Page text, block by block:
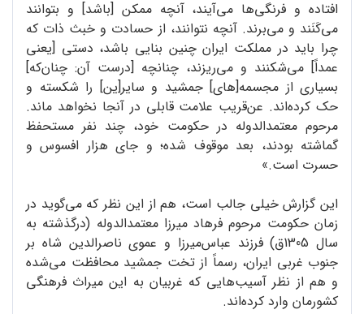
افتاده و فرنگی‌ها می‌آیند، آنچه ممکن [باشد] و بتوانند
می‌کَنَند و می‌برند. آنچه نتوانند، از حسادت و خبث ذات که
چرا باید در مملکت ایران چنین بنایی باشد، دستی [یعنی
عمداً] می‌شکنند و می‌ریزند، چنانچه [درست آن: چنان‌که]
بسیاری از مجسمه[های] جمشید و سایر[ین] را شکسته و
حک کرده‌اند. عن‌قریب علامت قابلی در آنجا نخواهد ماند.
مرحوم معتمدالدوله در حکومت خود، چند نفر مستحفظ
گماشته بودند، بعد موقوف شده؛ و جای هزار افسوس و
حسرت است.»
این گزارش خیلی جالب است، هم از این نظر که می‌گوید در
زمان حکومت مرحوم فرهاد میرزا معتمدالدوله (درگذشته به
سال 1305ق) فرزند عباس‌میرزا و عموی ناصرالدین شاه بر
جنوب غربی ایران، رسماً از تخت جمشید محافظت می‌شده
و هم از نظر آسیب‌هایی که غربیان به این میراث فرهنگی
کشورمان وارد کرده‌اند.